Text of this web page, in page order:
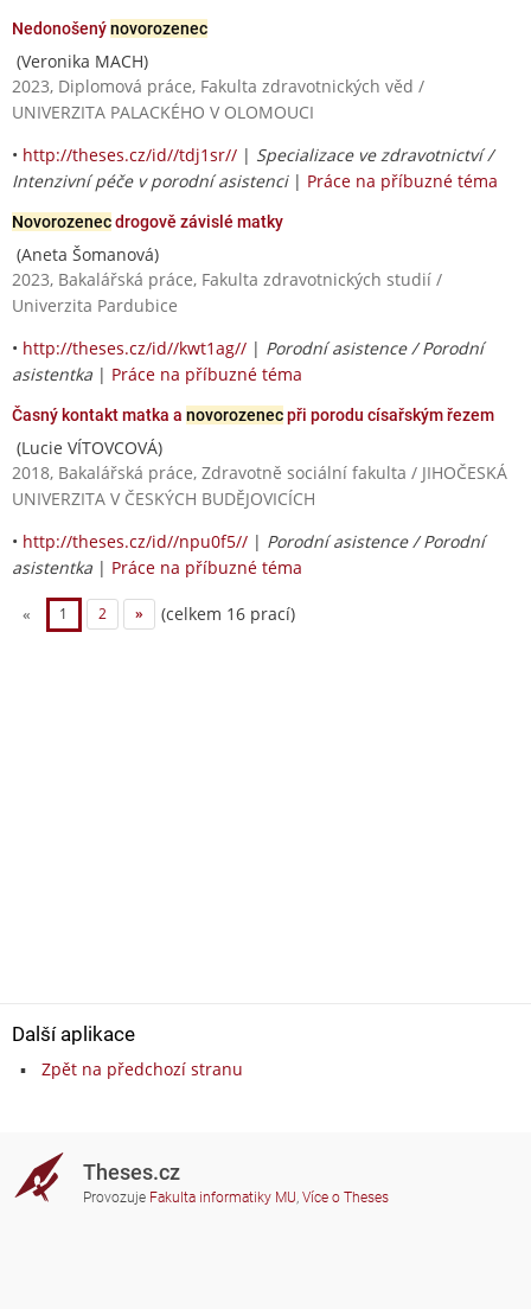
Nedonošenýnovorozenec
(Veronika MACH)
2023, Diplomová práce, Fakulta zdravotnických věd /
UNIVERZITA PALACKÉHO V OLOMOUCI
• http://theses.cz/id//tdj1sr// | Specializace ve zdravotnictví /
Intenzivní péče v porodní asistenci| Práce na příbuzné téma
Novorozenecdrogově závislé matky
(Aneta Šomanová)
2023, Bakalářská práce, Fakulta zdravotnických studií /
Univerzita Pardubice
• http://theses.cz/id//kwt1ag// | Porodní asistence / Porodní
asistentka | Práce na příbuzné téma
Časný kontakt matka a novorozenecpři porodu císařským řezem
(Lucie VÍTOVCOVÁ)
2018, Bakalářská práce, Zdravotně sociální fakulta / JIHOČESKÁ
UNIVERZITA V ČESKÝCH BUDĚJOVICÍCH
• http://theses.cz/id//npu0f5// | Porodní asistence / Porodní
asistentka | Práce na příbuzné téma
« 1 2 » (celkem 16 prací)
Další aplikace
Zpět na předchozí stranu
Theses.cz
Provozuje Fakulta informatiky MU, Více o Theses